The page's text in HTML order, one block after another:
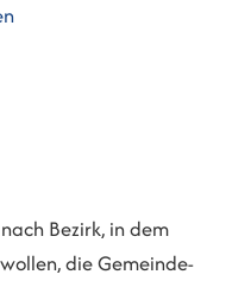
Bezirk, in dem
die Gemeinde-